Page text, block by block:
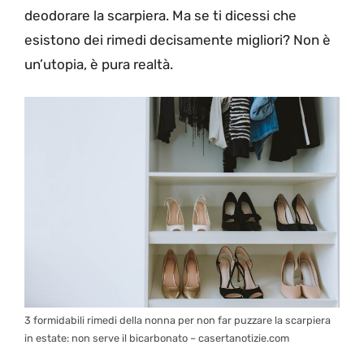
deodorare la scarpiera. Ma se ti dicessi che
esistono dei rimedi decisamente migliori? Non è
un’utopia, è pura realtà.
3 formidabili rimedi della nonna per non far puzzare la scarpiera
in estate: non serve il bicarbonato – casertanotizie.com